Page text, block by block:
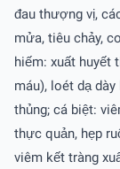
đau thượng vị,
mửa, tiêu chảy,
hiếm: xuất huyết
máu), loét dạ
thủng; cá biệt:
thực quản, hẹp
viêm kết tràng